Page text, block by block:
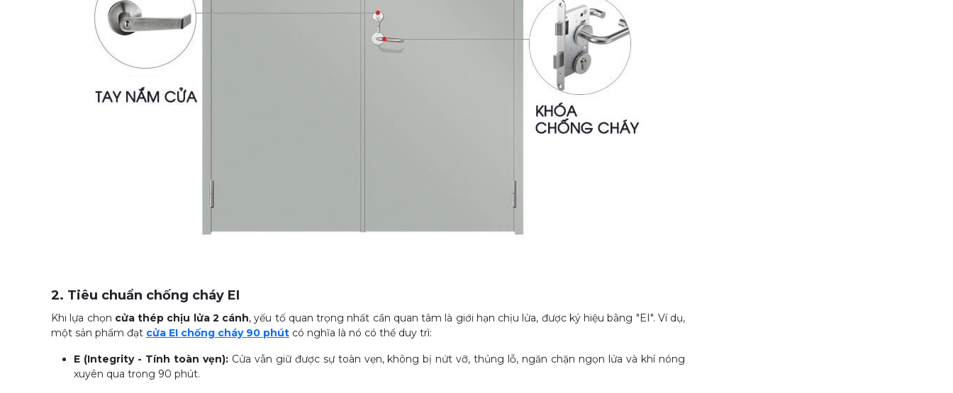
2. Tiêu chuẩn chống cháy EI
Khi lựa chọn cửa thép chịu lửa 2 cánh, yếu tố quan trọng nhất cần quan tâm là giới hạn chịu lửa, được ký hiệu bằng "EI". Ví dụ,
một sản phẩm đạt cửa EI chống cháy 90 phút có nghĩa là nó có thể duy trì:
E (Integrity - Tính toàn vẹn):Cửa vẫn giữ được sự toàn vẹn, không bị nứt vỡ, thủng lỗ, ngăn chặn ngọn lửa và khí nóng
xuyên qua trong 90 phút.